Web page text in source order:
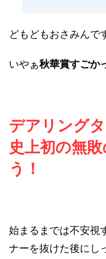
どもどもおさみんで
いやぁ秋華賞すごか
デアリング
史上初の無
う！
始まるまでは不安視
ナーを抜けた後にし